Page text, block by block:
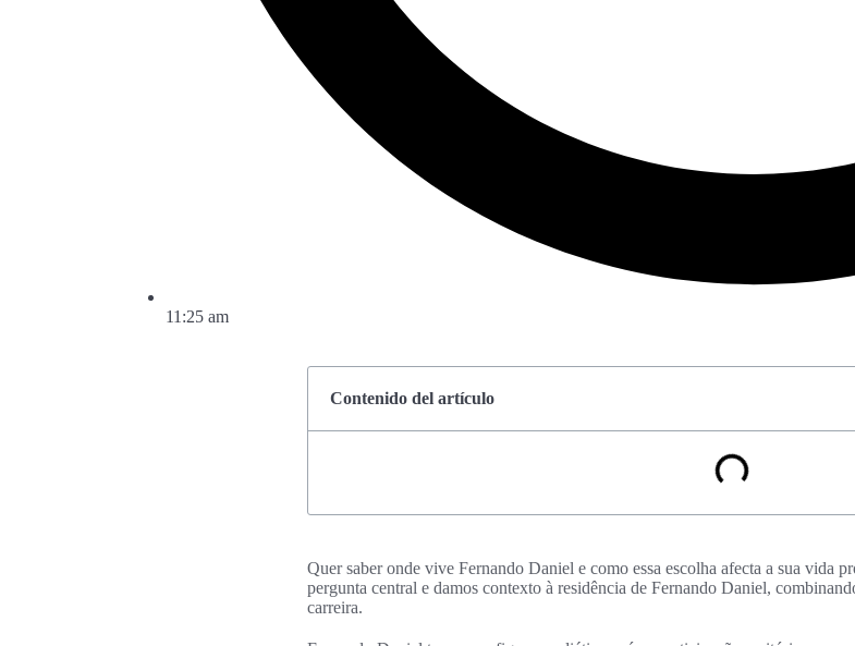
11:25 am
Contenido del artículo
Quer saber onde vive Fernando Daniel e como essa escolha afecta a sua vida
pergunta central e damos contexto à residência de Fernando Daniel,
carreira.